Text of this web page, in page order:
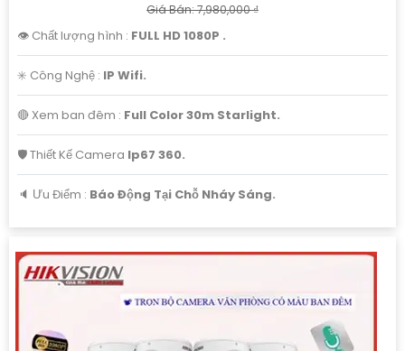
Giá Bán: 7,980,000 ₫
👁 Chất lượng hình : FULL HD 1080P .
✳️ Công Nghệ : IP Wifi.
🔴 Xem ban đêm : Full Color 30m Starlight.
🛡 Thiết Kế Camera Ip67 360.
️🔈 Ưu Điểm : Báo Động Tại Chỗ Nháy Sáng.